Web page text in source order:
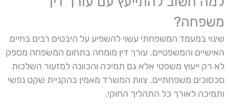
משפחה?
שינוי במעמד המשפחתי עשוי להשפיע על היבטים רבים בחיים
האישיים והמשפטיים. עורך דין מומחה בתחום המשפחה מספק
לא רק ייעוץ משפטי אלא גם תמיכה והכוונה למזעור השלכות
סכסוכים משפחתיים. צוות המשרד מאמין בהקניית שקט נפשי
ותמיכה לאורך כל התהליך החוקי.